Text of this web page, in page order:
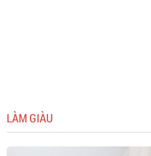
LÀM GIÀU